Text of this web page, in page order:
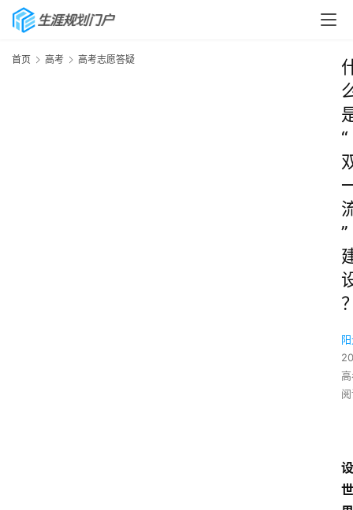
首页 高考 高考志愿答疑
“
”
设
世